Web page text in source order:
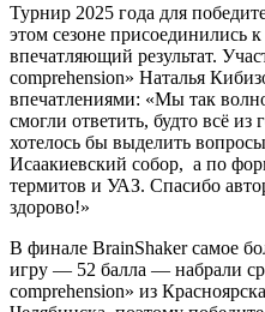
Турнир 2025 года для
этом сезоне присоединились
впечатляющий результат.
comprehension» Наталья
впечатлениями: «Мы так
смогли ответить, будто всё
хотелось бы выделить
Исаакиевский собор, а по
термитов и УАЗ. Спасибо
здорово!»
В финале BrainShaker самое
игру — 52 балла — набрали
comprehension» из